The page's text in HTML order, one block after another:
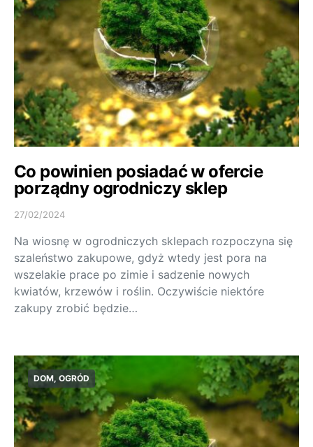
Co powinien posiadać w ofercie
porządny ogrodniczy sklep
27/02/2024
Na wiosnę w ogrodniczych sklepach rozpoczyna się
szaleństwo zakupowe, gdyż wtedy jest pora na
wszelakie prace po zimie i sadzenie nowych
kwiatów, krzewów i roślin. Oczywiście niektóre
zakupy zrobić będzie…
DOM, OGRÓD